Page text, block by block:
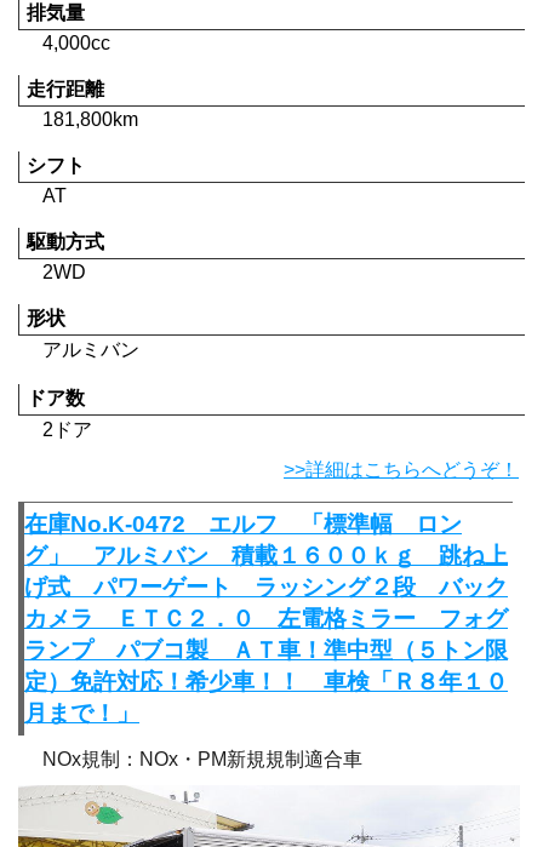
排気量
4,000cc
走行距離
181,800km
シフト
AT
駆動方式
2WD
形状
アルミバン
ドア数
2ドア
>>詳細はこちらへどうぞ！
在庫No.K-0472 エルフ 「標準幅 ロン
グ」 アルミバン 積載１６００ｋｇ 跳ね上
げ式 パワーゲート ラッシング２段 バック
カメラ ＥＴＣ２．０ 左電格ミラー フォグ
ランプ パブコ製 ＡＴ車！準中型（５トン限
定）免許対応！希少車！！ 車検「Ｒ８年１０
月まで！」
NOx規制：NOx・PM新規規制適合車